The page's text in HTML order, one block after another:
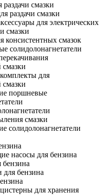
смазки
раздачи смазки
для электрических
смазки
консистентных смазок
солидолонагнетатели
смазки
для
смазки
поршневые
смазки
солидолонагнетатели
насосы для бензина
для бензина
для хранения